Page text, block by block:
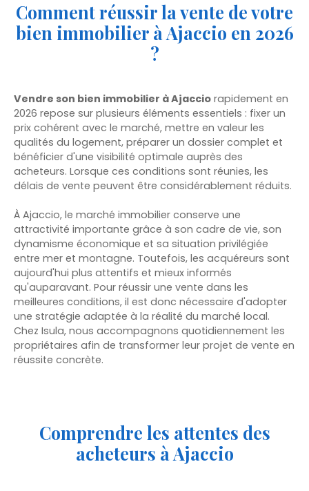
Comment réussir la vente de votre
bien immobilier à Ajaccio en 2026
?
Vendre son bien immobilier à Ajaccio rapidement en
2026 repose sur plusieurs éléments essentiels : fixer un
prix cohérent avec le marché, mettre en valeur les
qualités du logement, préparer un dossier complet et
bénéficier d'une visibilité optimale auprès des
acheteurs. Lorsque ces conditions sont réunies, les
délais de vente peuvent être considérablement réduits.
À Ajaccio, le marché immobilier conserve une
attractivité importante grâce à son cadre de vie, son
dynamisme économique et sa situation privilégiée
entre mer et montagne. Toutefois, les acquéreurs sont
aujourd'hui plus attentifs et mieux informés
qu'auparavant. Pour réussir une vente dans les
meilleures conditions, il est donc nécessaire d'adopter
une stratégie adaptée à la réalité du marché local.
Chez Isula, nous accompagnons quotidiennement les
propriétaires afin de transformer leur projet de vente en
réussite concrète.
Comprendre les attentes des
acheteurs à Ajaccio